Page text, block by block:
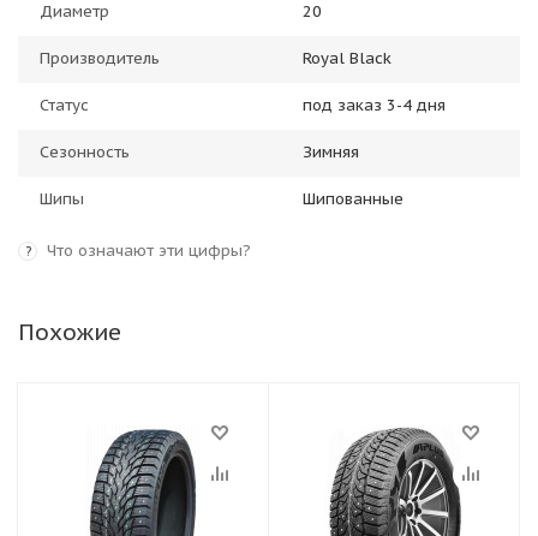
Диаметр 20
Производитель Royal Black
Статус под заказ 3-4 дня
Сезонность Зимняя
Шипы Шипованные
? Что означают эти цифры?
Похожие